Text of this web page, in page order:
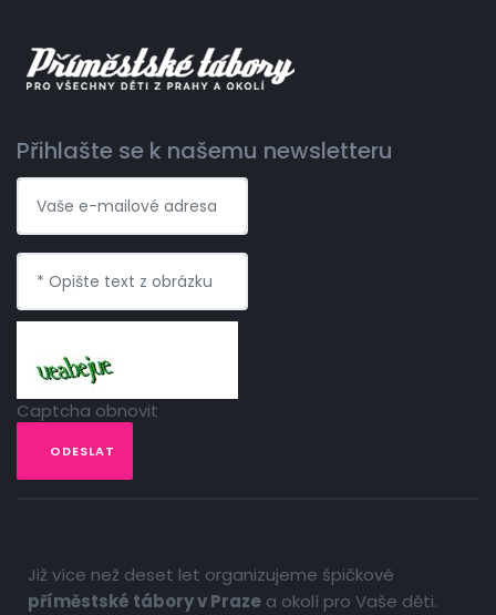
Přihlašte se k našemu newsletteru
Captcha obnovit
ODESLAT
Již více než deset let organizujeme špičkové
příměstské tábory v Praze a okolí pro Vaše děti.